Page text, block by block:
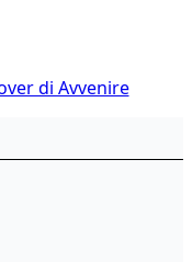
di Avvenire